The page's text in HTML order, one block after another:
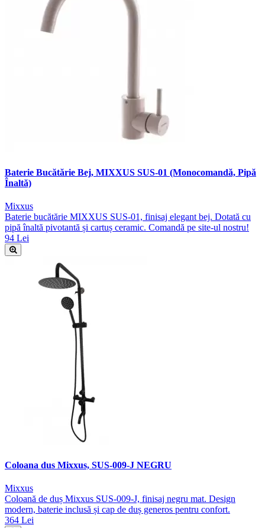
Baterie Bucătărie Bej, MIXXUS SUS-01 (Monocomandă, Pipă
Înaltă)
Mixxus
Baterie bucătărie MIXXUS SUS-01, finisaj elegant bej. Dotată cu
pipă înaltă pivotantă și cartuș ceramic. Comandă pe site-ul nostru!
94 Lei
Coloana dus Mixxus, SUS-009-J NEGRU
Mixxus
Coloană de duș Mixxus SUS-009-J, finisaj negru mat. Design
modern, baterie inclusă și cap de duș generos pentru confort.
364 Lei